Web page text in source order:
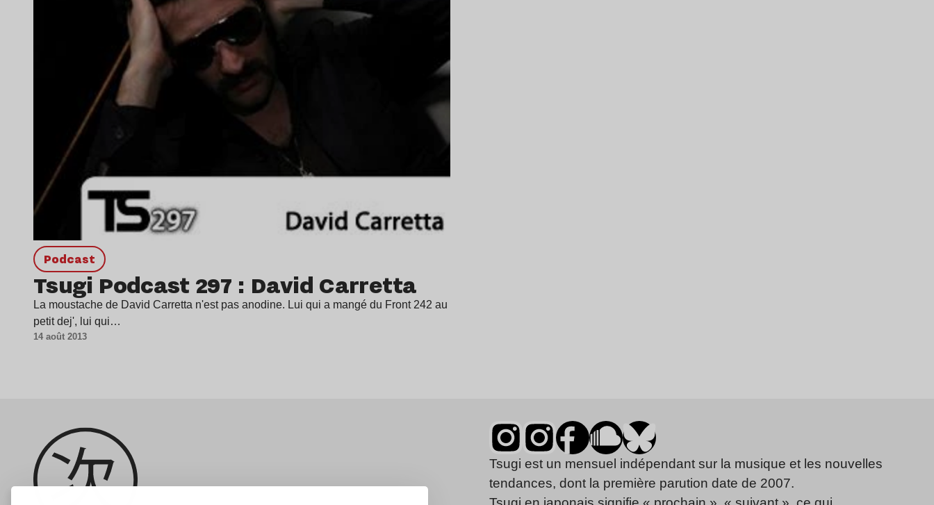
podcast
Tsugi Podcast 297 : David Carretta
La moustache de David Carretta n'est pas anodine. Lui qui a mangé du Front 242 au
petit dej', lui qui…
14 août 2013
Tsugi est un mensuel indépendant sur la musique et les nouvelles
tendances, dont la première parution date de 2007.